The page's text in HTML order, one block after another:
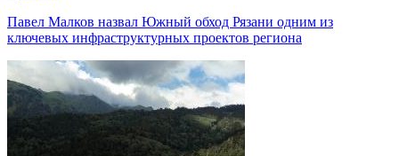
Павел Малков назвал Южный обход Рязани одним из
ключевых инфраструктурных проектов региона